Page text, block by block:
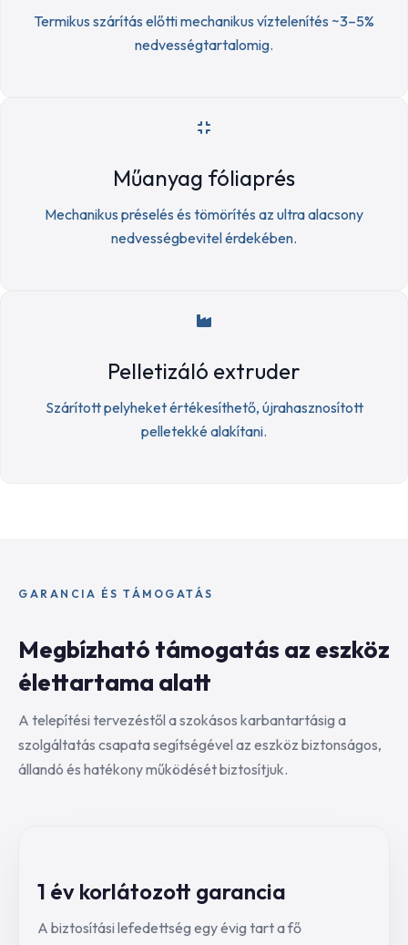
Termikus szárítás előtti mechanikus víztelenítés ~3–5%
nedvességtartalomig.
Műanyag fóliaprés
Mechanikus préselés és tömörítés az ultra alacsony
nedvességbevitel érdekében.
Pelletizáló extruder
Szárított pelyheket értékesíthető, újrahasznosított
pelletekké alakítani.
GARANCIA ÉS TÁMOGATÁS
Megbízható támogatás az eszköz
élettartama alatt
A telepítési tervezéstől a szokásos karbantartásig a
szolgáltatás csapata segítségével az eszköz biztonságos,
állandó és hatékony működését biztosítjuk.
1 év korlátozott garancia
A biztosítási lefedettség egy évig tart a fő